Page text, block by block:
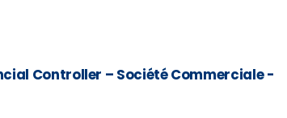
Controller – Société Commerciale -